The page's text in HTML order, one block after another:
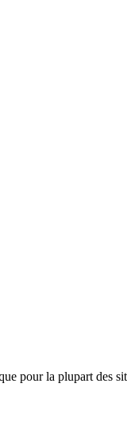
pour la plupart des